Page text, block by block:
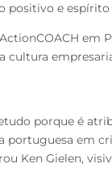
positivo e
porque é
portuguesa em
Ken Gielen,